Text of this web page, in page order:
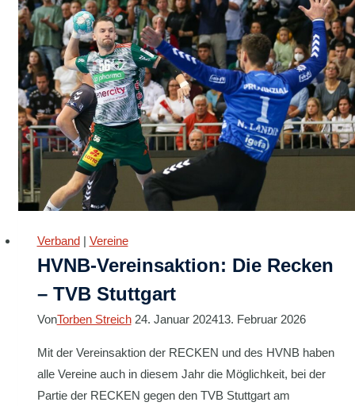
Verband| Vereine
HVNB-Vereinsaktion: Die Recken
– TVB Stuttgart
VonTorben Streich 24. Januar 202413. Februar 2026
Mit der Vereinsaktion der RECKEN und des HVNB haben
alle Vereine auch in diesem Jahr die Möglichkeit, bei der
Partie der RECKEN gegen den TVB Stuttgart am